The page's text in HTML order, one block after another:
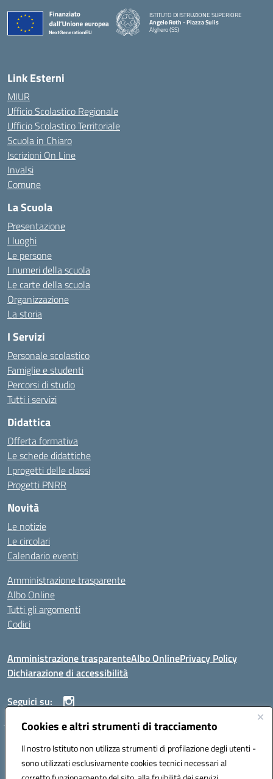
Cookies e altri strumenti di tracciamento
Il nostro Istituto non utilizza strumenti di profilazione degli utenti -
sono utilizzati esclusivamente cookies tecnici necessari al
ISTITUTO DI ISTRUZIONE SUPERIORE
Angelo Roth - Piazza Sulis
Alghero (SS)
— Visita la pagina iniziale della scuola
Link Esterni
MIUR
Ufficio Scolastico Regionale
Ufficio Scolastico Territoriale
Scuola in Chiaro
Iscrizioni On Line
Invalsi
Comune
La Scuola
Presentazione
I luoghi
Le persone
I numeri della scuola
Le carte della scuola
Organizzazione
La storia
I Servizi
Personale scolastico
Famiglie e studenti
Percorsi di studio
Tutti i servizi
Didattica
Offerta formativa
Le schede didattiche
I progetti delle classi
Progetti PNRR
Novità
Le notizie
Le circolari
Calendario eventi
Amministrazione trasparente
Albo Online
Tutti gli argomenti
Codici
Amministrazione trasparenteAlbo OnlinePrivacy Policy
Dichiarazione di accessibilità
Seguici su:
ISTITUTO ISTRUZIONE SUPERIORE ANGELO ROTH
Codice fiscale: 80004310902 Codice meccanografico: SSIS019006